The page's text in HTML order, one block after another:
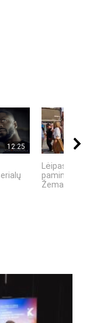
12:25
Lėipas 13
paminiejuom
Žemaitiu